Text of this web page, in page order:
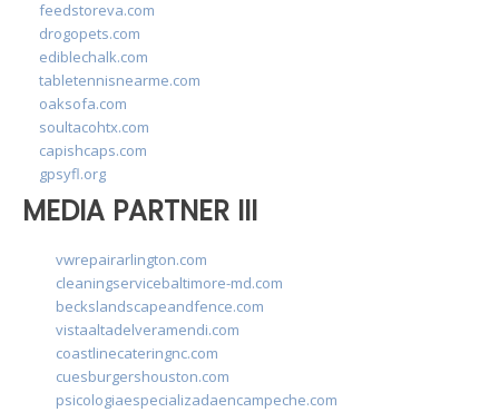
feedstoreva.com
drogopets.com
ediblechalk.com
tabletennisnearme.com
oaksofa.com
soultacohtx.com
capishcaps.com
gpsyfl.org
MEDIA PARTNER III
vwrepairarlington.com
cleaningservicebaltimore-md.com
beckslandscapeandfence.com
vistaaltadelveramendi.com
coastlinecateringnc.com
cuesburgershouston.com
psicologiaespecializadaencampeche.com